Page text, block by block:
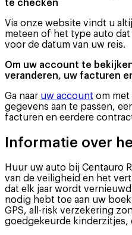
te checken
Via onze website vindt u
meteen of het type auto
voor de datum van uw reis.
Om uw account te
veranderen, uw facturen
Ga naar uw account om
gegevens aan te passen,
facturen en eerdere
Informatie over
Huur uw auto bij Centauro
van de veiligheid en het
dat elk jaar wordt
nodig hebt toe aan uw
GPS, all-risk verzekering
goedgekeurde kinderzitjes,